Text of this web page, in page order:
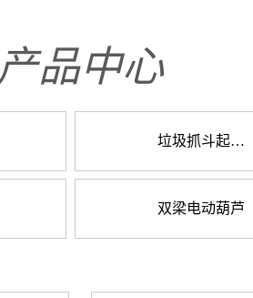
产品中心
垃圾抓斗起重机
双梁电动葫芦